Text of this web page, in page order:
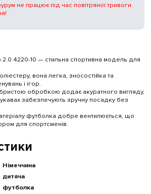
2.0 4220-10 — стильна спортивна модель для
вона легка, зносостійка та
і ігор.
обробкою додає акуратного вигляду,
забезпечують зручну посадку без
футболка добре вентилюється, що
для спортсменів.
Німеччина
дитяча
футболка
не працює під час повітряної тривоги.